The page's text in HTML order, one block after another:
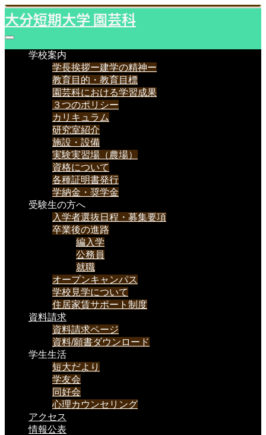
大分短期大学 園芸科
学校案内
学長挨拶ー建学の精神ー
教育目的・教育目標
園芸科における学習成果
３つのポリシー
カリキュラム
研究室紹介
施設・設備
実験実習場（農場）
資格について
各種証明書発行
学納金・奨学金
受験生の方へ
入学者選抜日程・募集要項
卒業後の進路
編入学
公務員
就職
オープンキャンパス
学校見学について
住居家賃サポート制度
資料請求
資料請求ページ
資料/願書ダウンロード
学生生活
短大だより
学友会
同好会
心理カウンセリング
アクセス
情報公表